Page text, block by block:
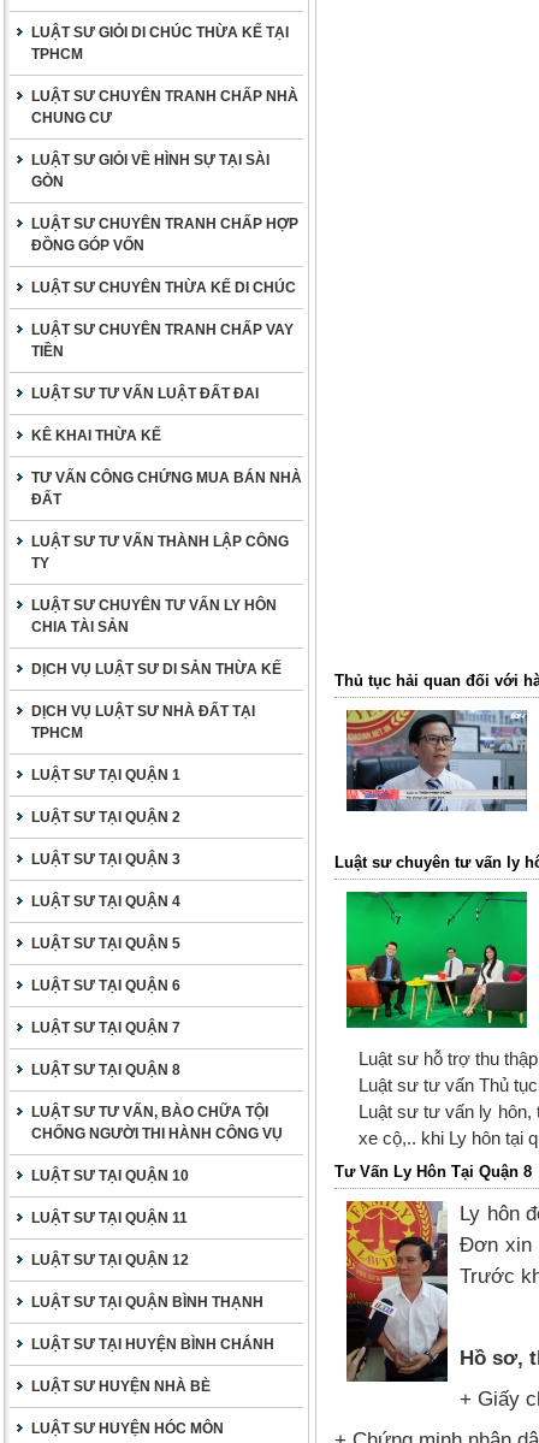
LUẬT SƯ GIỎI DI CHÚC THỪA KẾ TẠI
TPHCM
LUẬT SƯ CHUYÊN TRANH CHẤP NHÀ
CHUNG CƯ
LUẬT SƯ GIỎI VỀ HÌNH SỰ TẠI SÀI
GÒN
LUẬT SƯ CHUYÊN TRANH CHẤP HỢP
ĐỒNG GÓP VỐN
LUẬT SƯ CHUYÊN THỪA KẾ DI CHÚC
LUẬT SƯ CHUYÊN TRANH CHẤP VAY
TIỀN
LUẬT SƯ TƯ VẤN LUẬT ĐẤT ĐAI
KÊ KHAI THỪA KẾ
TƯ VẤN CÔNG CHỨNG MUA BÁN NHÀ
ĐẤT
LUẬT SƯ TƯ VẤN THÀNH LẬP CÔNG
TY
LUẬT SƯ CHUYÊN TƯ VẤN LY HÔN
CHIA TÀI SẢN
DỊCH VỤ LUẬT SƯ DI SẢN THỪA KẾ
DỊCH VỤ LUẬT SƯ NHÀ ĐẤT TẠI
TPHCM
LUẬT SƯ TẠI QUẬN 1
LUẬT SƯ TẠI QUẬN 2
LUẬT SƯ TẠI QUẬN 3
LUẬT SƯ TẠI QUẬN 4
LUẬT SƯ TẠI QUẬN 5
LUẬT SƯ TẠI QUẬN 6
LUẬT SƯ TẠI QUẬN 7
LUẬT SƯ TẠI QUẬN 8
LUẬT SƯ TƯ VẤN, BÀO CHỮA TỘI
CHỐNG NGƯỜI THI HÀNH CÔNG VỤ
LUẬT SƯ TẠI QUẬN 10
LUẬT SƯ TẠI QUẬN 11
LUẬT SƯ TẠI QUẬN 12
LUẬT SƯ TẠI QUẬN BÌNH THẠNH
LUẬT SƯ TẠI HUYỆN BÌNH CHÁNH
LUẬT SƯ HUYỆN NHÀ BÈ
LUẬT SƯ HUYỆN HÓC MÔN
Thủ tục hải quan đối với
Luật sư chuyên tư vấn ly
Luật sư hỗ trợ thu
Luật sư tư vấn Thủ
Luật sư tư vấn ly hôn,
xe cộ,.. khi Ly hôn tại
Tư Vấn Ly Hôn Tại Quận 8
Ly hôn
Đơn xin
Trước
Hồ sơ,
+ Giấy